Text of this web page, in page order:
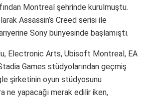
Montreal şehrinde kurulmuştu.
Assassin’s Creed serisi ile
Sony bünyesinde başlamıştı.
Electronic Arts, Ubisoft Montreal, EA
Games stüdyolarından geçmiş
şirketinin oyun stüdyosunu
ne yapacağı merak edilir iken,